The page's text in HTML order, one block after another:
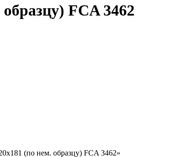
FCA 3462
(по нем. образцу) FCA 3462»